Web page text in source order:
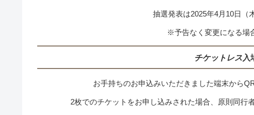
抽選発表は2025年4月10日（
※予告なく変更になる場
チケットレス 入
お手持ちのお申込みいただきました端末から
2枚でのチケットをお申し込みされた場合、原則同行